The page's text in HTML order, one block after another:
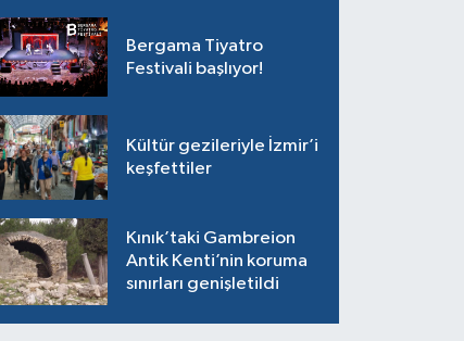
Bergama Tiyatro
Festivali başlıyor!
Kültür gezileriyle İzmir’i
keşfettiler
Kınık’taki Gambreion
Antik Kenti’nin koruma
sınırları genişletildi